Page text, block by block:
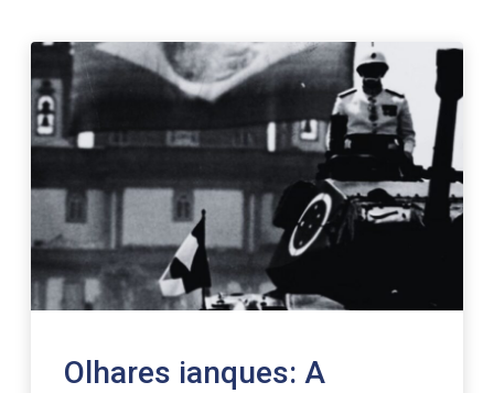
Olhares ianques: A